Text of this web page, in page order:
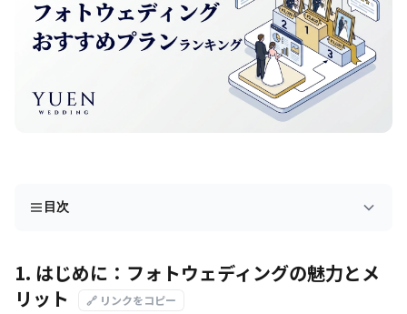
目次
1. はじめに：フォトウェディングの魅力とメ
リット
🔗 リンクをコピー